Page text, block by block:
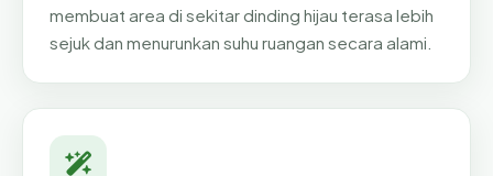
membuat area di sekitar dinding hijau terasa lebih
sejuk dan menurunkan suhu ruangan secara alami.